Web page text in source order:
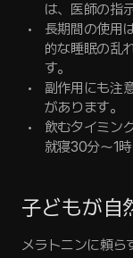
は、医師の指
長期間の使用
的な睡眠の乱
す。
副作用にも注
があります。
飲むタイミン
就寝30分〜1
子どもが自
メラトニンに頼ら